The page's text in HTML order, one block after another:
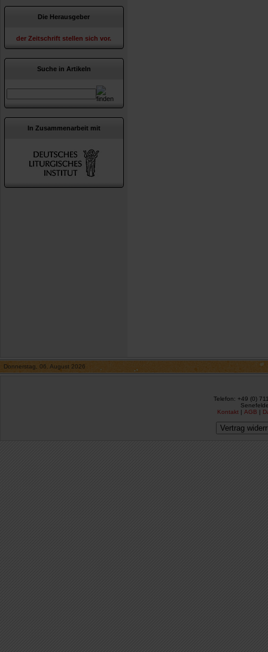
Die Herausgeber
der Zeitschrift stellen sich vor.
Suche in Artikeln
In Zusammenarbeit mit
Donnerstag, 06. August 2026
Telefon: +49 (0)
Kontakt | AGB |
Vertrag